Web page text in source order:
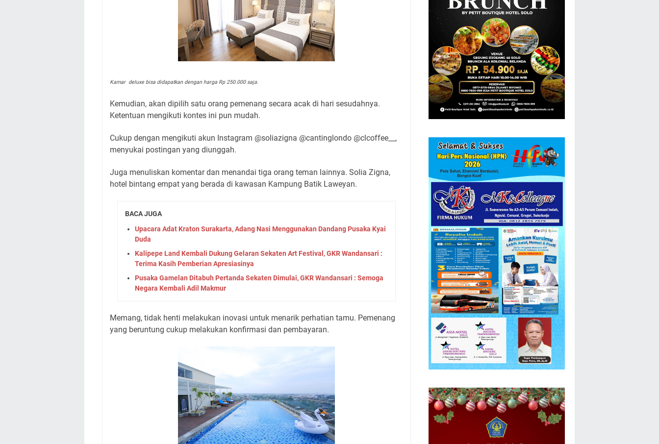
Kamar deluxe bisa didapatkan dengan harga Rp 250.000 saja.
Kemudian, akan dipilih satu orang pemenang secara acak di hari sesudahnya.
Ketentuan mengikuti kontes ini pun mudah.
Cukup dengan mengikuti akun Instagram @soliazigna @cantinglondo @clcoffee__,
menyukai postingan yang diunggah.
Juga menuliskan komentar dan menandai tiga orang teman lainnya. Solia Zigna,
hotel bintang empat yang berada di kawasan Kampung Batik Laweyan.
BACA JUGA
Upacara Adat Kraton Surakarta, Adang Nasi Menggunakan Dandang Pusaka Kyai
Duda
Kalipepe Land Kembali Dukung Gelaran Sekaten Art Festival, GKR Wandansari :
Terima Kasih Pemberian Apresiasinya
Pusaka Gamelan Ditabuh Pertanda Sekaten Dimulai, GKR Wandansari : Semoga
Negara Kembali Adil Makmur
Memang, tidak henti melakukan inovasi untuk menarik perhatian tamu. Pemenang
yang beruntung cukup melakukan konfirmasi dan pembayaran.